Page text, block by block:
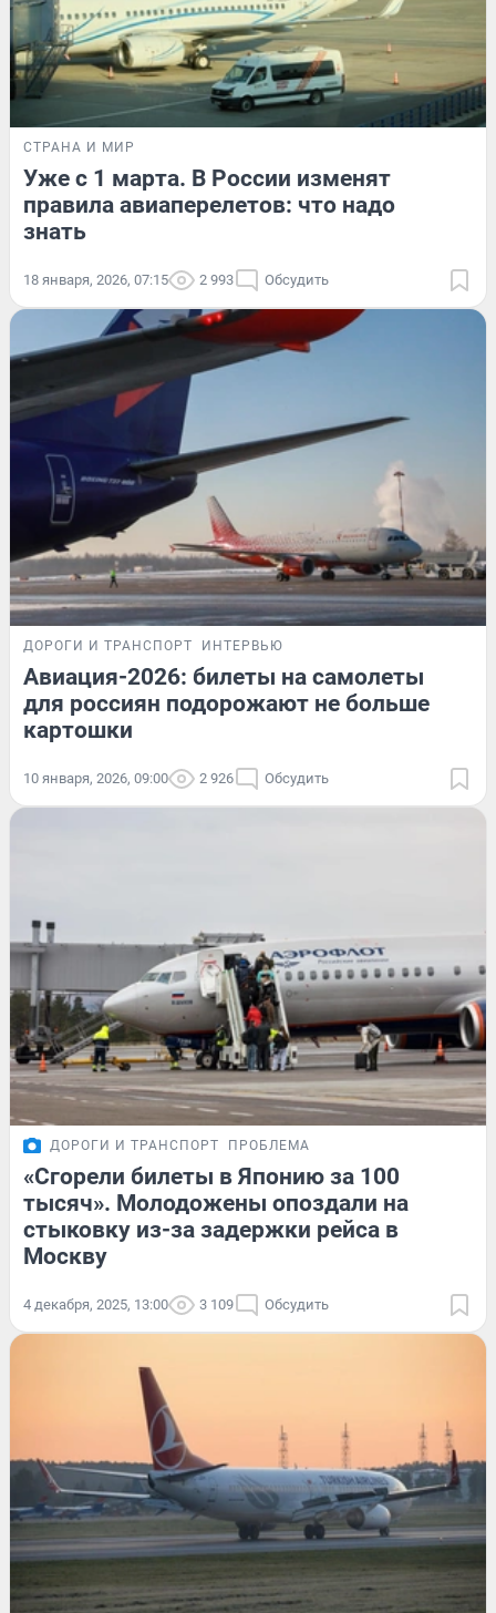
СТРАНА И МИР
Уже с 1 марта. В России изменят
правила авиаперелетов: что надо
знать
18 января, 2026, 07:15 2 993 Обсудить
ДОРОГИ И ТРАНСПОРТ ИНТЕРВЬЮ
Авиация-2026: билеты на самолеты
для россиян подорожают не больше
картошки
10 января, 2026, 09:00 2 926 Обсудить
ДОРОГИ И ТРАНСПОРТ ПРОБЛЕМА
«Сгорели билеты в Японию за 100
тысяч». Молодожены опоздали на
стыковку из-за задержки рейса в
Москву
4 декабря, 2025, 13:00 3 109 Обсудить